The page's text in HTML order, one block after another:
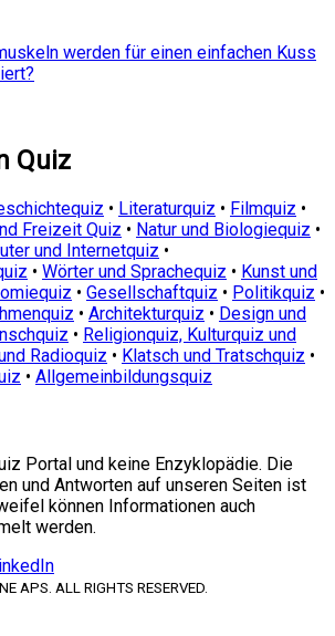
werden für einen einfachen Kuss
Quiz
• Literaturquiz • Filmquiz •
Freizeit Quiz • Natur und Biologiequiz •
und Internetquiz •
• Wörter und Sprachequiz • Kunst und
• Gesellschaftquiz • Politikquiz •
• Architekturquiz • Design und
• Religionquiz, Kulturquiz und
Radioquiz • Klatsch und Tratschquiz •
• Allgemeinbildungsquiz
Portal und keine Enzyklopädie. Die
und Antworten auf unseren Seiten ist
können Informationen auch
werden.
APS. ALL RIGHTS RESERVED.